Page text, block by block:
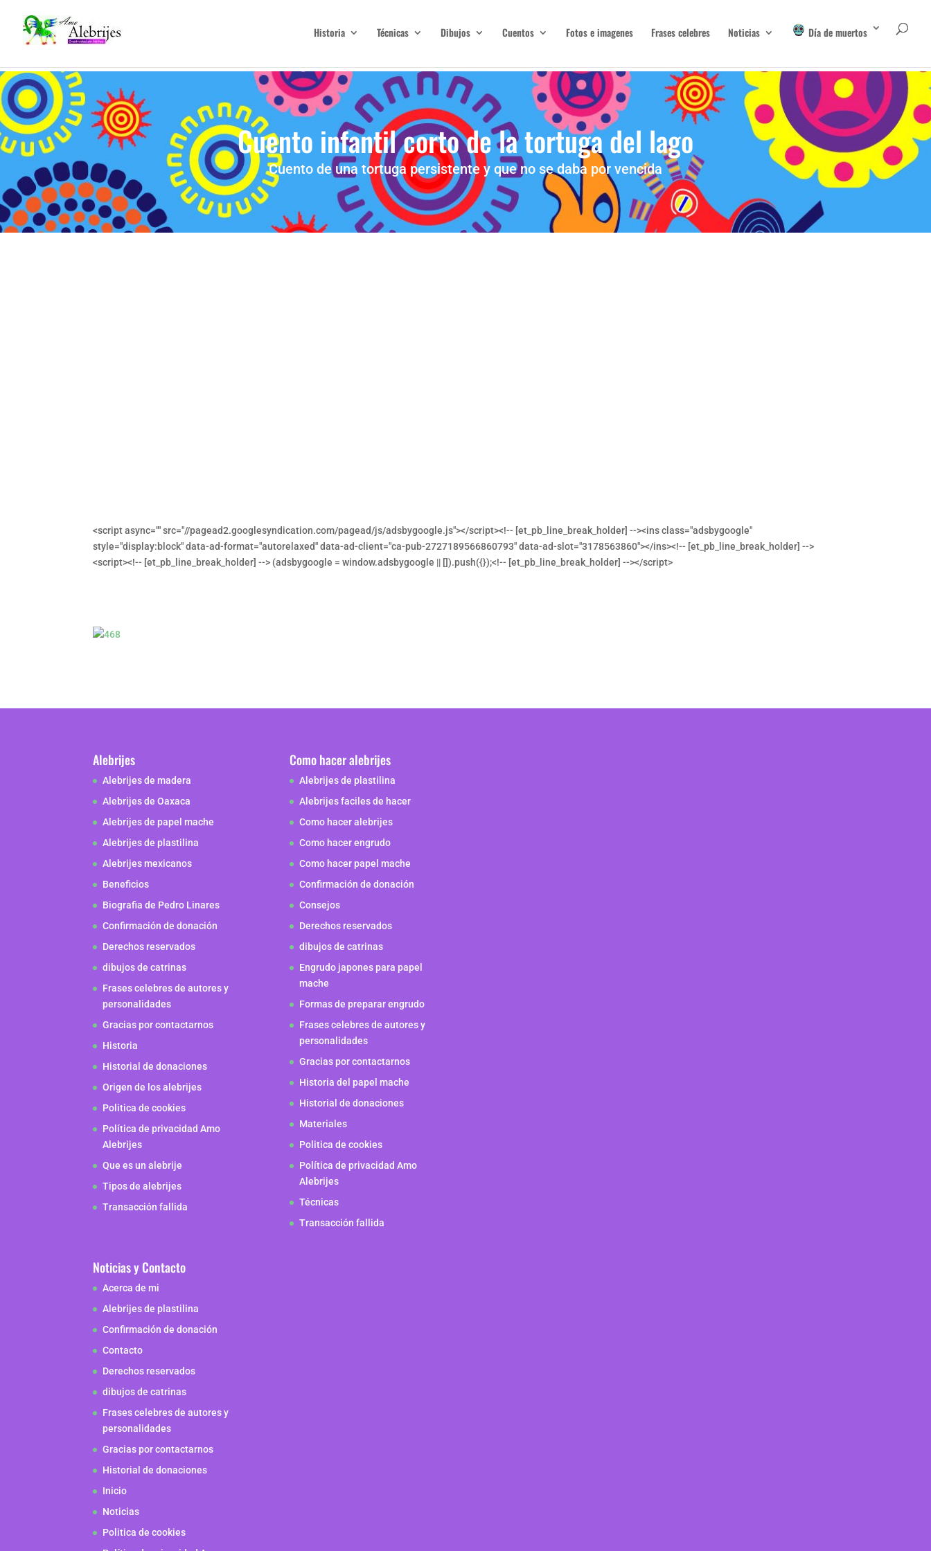
Historia Técnicas Dibujos Cuentos Fotos e imagenes Frases celebres Noticias Día de muertos
Cuento infantil corto de la tortuga del lago
Cuento de una tortuga persistente y que no se daba por vencida
<script async="" src="//pagead2.googlesyndication.com/pagead/js/adsbygoogle.js"></script><!-- [et_pb_line_break_holder] --><ins class="adsbygoogle"
style="display:block" data-ad-format="autorelaxed" data-ad-client="ca-pub-2727189566860793" data-ad-slot="3178563860"></ins><!-- [et_pb_line_break_holder] -->
<script><!-- [et_pb_line_break_holder] --> (adsbygoogle = window.adsbygoogle || []).push({});<!-- [et_pb_line_break_holder] --></script>
Alebrijes
Alebrijes de madera
Alebrijes de Oaxaca
Alebrijes de papel mache
Alebrijes de plastilina
Alebrijes mexicanos
Beneficios
Biografia de Pedro Linares
Confirmación de donación
Derechos reservados
dibujos de catrinas
Frases celebres de autores y
personalidades
Gracias por contactarnos
Historia
Historial de donaciones
Origen de los alebrijes
Politica de cookies
Política de privacidad Amo
Alebrijes
Que es un alebrije
Tipos de alebrijes
Transacción fallida
Noticias y Contacto
Acerca de mi
Alebrijes de plastilina
Confirmación de donación
Contacto
Derechos reservados
dibujos de catrinas
Frases celebres de autores y
personalidades
Gracias por contactarnos
Historial de donaciones
Inicio
Noticias
Politica de cookies
Como hacer alebrijes
Alebrijes de plastilina
Alebrijes faciles de hacer
Como hacer alebrijes
Como hacer engrudo
Como hacer papel mache
Confirmación de donación
Consejos
Derechos reservados
dibujos de catrinas
Engrudo japones para papel
mache
Formas de preparar engrudo
Frases celebres de autores y
personalidades
Gracias por contactarnos
Historia del papel mache
Historial de donaciones
Materiales
Politica de cookies
Política de privacidad Amo
Alebrijes
Técnicas
Transacción fallida